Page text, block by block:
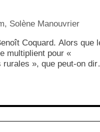
Solène Manouvrier
Coquard. Alors que
multiplient pour «
», que peut-on
plus de dix ans sur
Loin des